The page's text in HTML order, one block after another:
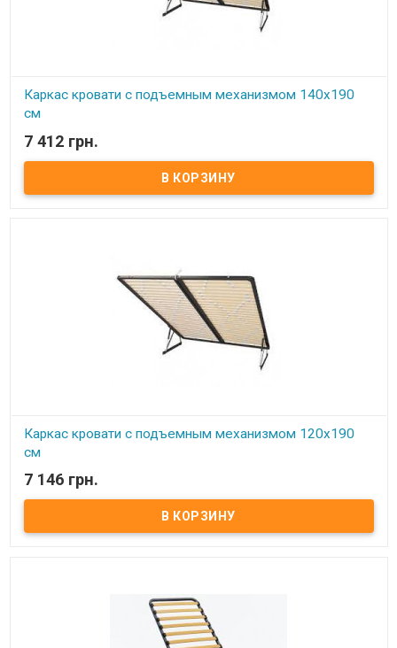
Каркас кровати с подъемным механизмом 140х190
см
В наличии
Каркас кровати с подъемным механизмом 140х190 см ​ Размер:
140х190 см Материал ламели: бук Материал втулки: пластик. Тип
каркаса: двуспальный. Ламель: количество - 14(15) шт.
7 412 грн.
Каркас кровати с подъемным механизмом 120х190
см
В наличии
Каркас кровати с подъемным механизмом 120х190 см ​ Размер:
120х190 см Материал ламели: бук Материал втулки: пластик. Тип
каркаса: двуспальный. Ламель: количество - 14(15) шт.
7 146 грн.